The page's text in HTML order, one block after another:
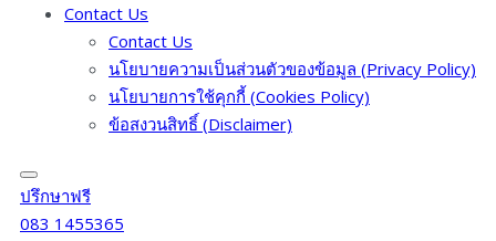
Contact Us
Contact Us
นโยบายความเป็นส่วนตัวของข้อมูล (Privacy Policy)
นโยบายการใช้คุกกี้ (Cookies Policy)
ข้อสงวนสิทธิ์ (Disclaimer)
ปรึกษาฟรี
083 1455365